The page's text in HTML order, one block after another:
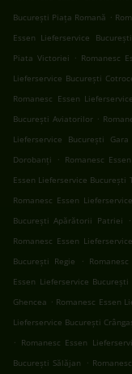
București Piața Romană .
Essen Lieferservice
Piata Victoriei . Romanesc
Lieferservice București
Romanesc Essen
București Aviatorilor .
Lieferservice București
Dorobanți
. Romanesc
Essen Lieferservice București
Romanesc Essen
București Apărătorii Patriei
.
Romanesc Essen
București Regie
.
Essen Lieferservice București
Ghencea . Romanesc Essen
Lieferservice București
. Romanesc Essen
București Sălăjan
.